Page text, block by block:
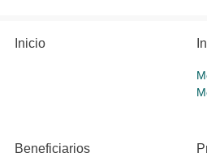
Inicio
Beneficiarios